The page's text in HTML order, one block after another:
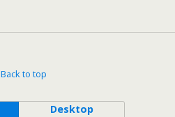
Back to top
Desktop